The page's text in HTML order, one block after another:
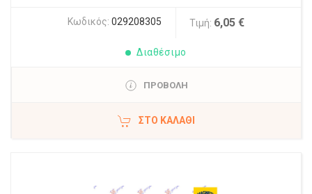
Κωδικός: 029208305 Τιμή: 6,05 €
Διαθέσιμο
ΠΡΟΒΟΛΗ
ΣΤΟ ΚΑΛΆΘΙ